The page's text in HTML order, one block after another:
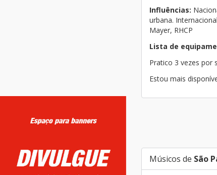
Influências:
urbana.
Mayer, RHCP
Lista de
Pratico 3 vezes por
Estou mais
Músicos de São